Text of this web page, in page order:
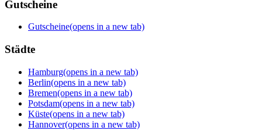
Gutscheine
Gutscheine(opens in a new tab)
Städte
Hamburg(opens in a new tab)
Berlin(opens in a new tab)
Bremen(opens in a new tab)
Potsdam(opens in a new tab)
Küste(opens in a new tab)
Hannover(opens in a new tab)